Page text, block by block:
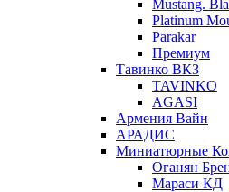
Mustang.
Platinum
Parakar
Премиум
Тавинко ВКЗ
TAVINKO
AGASI
Армения Вайн
АРАДИС
Миниатюрные
Оганян
Мараси КД